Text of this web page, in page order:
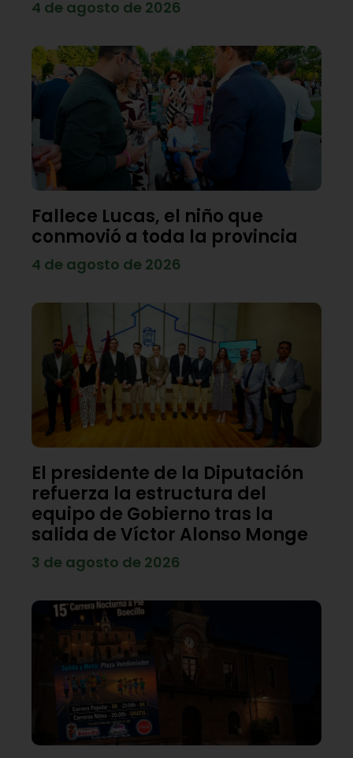
4 de agosto de 2026
Fallece Lucas, el niño que
conmovió a toda la provincia
4 de agosto de 2026
El presidente de la Diputación
refuerza la estructura del
equipo de Gobierno tras la
salida de Víctor Alonso Monge
3 de agosto de 2026